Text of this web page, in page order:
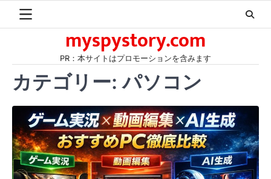
myspystory.com
PR：本サイトはプロモーションを含みます
カテゴリー:パソコン